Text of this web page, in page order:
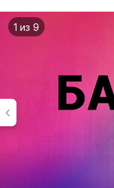
1 из 9